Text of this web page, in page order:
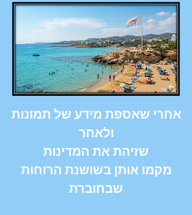
אחרי שאספת מידע של תמונות
ולאחר
שזיהת את המדינות
מקמו אותן בשושנת הרוחות
שבחוברת